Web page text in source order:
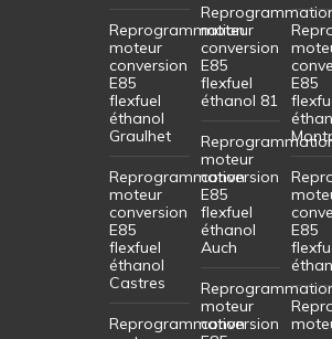
Reprogrammation
moteur
conversion
E85
flexfuel
éthanol
Graulhet
Reprogrammation
moteur
conversion
E85
flexfuel
éthanol
Castres
Reprogrammation
moteur
conversion
E85
flexfuel
éthanol 81
moteur
conversion
E85
flexfuel
éthanol
Auch
moteur
conversion
E85
E85